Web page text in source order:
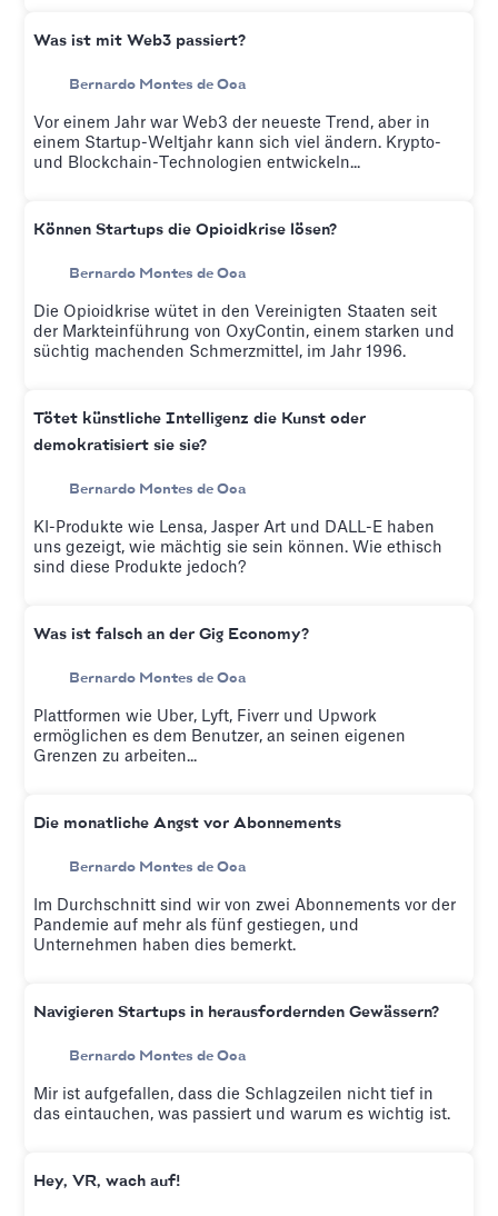
Was ist mit Web3 passiert?
Bernardo Montes de Oca
Vor einem Jahr war Web3 der neueste Trend, aber in
einem Startup-Weltjahr kann sich viel ändern. Krypto-
und Blockchain-Technologien entwickeln...
Können Startups die Opioidkrise lösen?
Bernardo Montes de Oca
Die Opioidkrise wütet in den Vereinigten Staaten seit
der Markteinführung von OxyContin, einem starken und
süchtig machenden Schmerzmittel, im Jahr 1996.
Tötet künstliche Intelligenz die Kunst oder
demokratisiert sie sie?
Bernardo Montes de Oca
KI-Produkte wie Lensa, Jasper Art und DALL-E haben
uns gezeigt, wie mächtig sie sein können. Wie ethisch
sind diese Produkte jedoch?
Was ist falsch an der Gig Economy?
Bernardo Montes de Oca
Plattformen wie Uber, Lyft, Fiverr und Upwork
ermöglichen es dem Benutzer, an seinen eigenen
Grenzen zu arbeiten...
Die monatliche Angst vor Abonnements
Bernardo Montes de Oca
Im Durchschnitt sind wir von zwei Abonnements vor der
Pandemie auf mehr als fünf gestiegen, und
Unternehmen haben dies bemerkt.
Navigieren Startups in herausfordernden Gewässern?
Bernardo Montes de Oca
Mir ist aufgefallen, dass die Schlagzeilen nicht tief in
das eintauchen, was passiert und warum es wichtig ist.
Hey, VR, wach auf!